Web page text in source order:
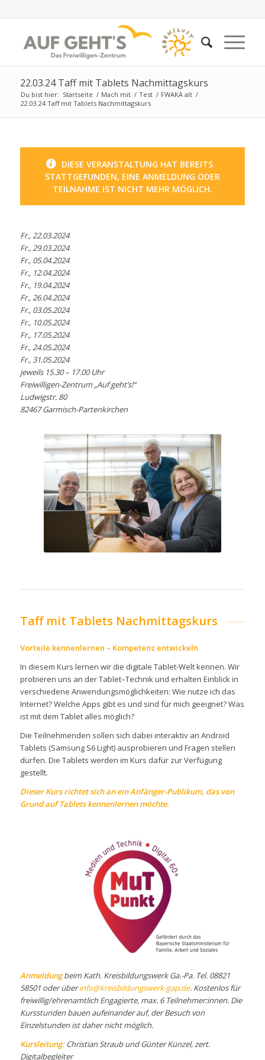
22.03.24 Taff mit Tablets Nachmittagskurs
Du bist hier: Startseite / Mach mit / Test / FWAKA alt /
22.03.24 Taff mit Tablets Nachmittagskurs
DIESE VERANSTALTUNG HAT BEREITS
STATTGEFUNDEN, EINE ANMELDUNG ODER
TEILNAHME IST NICHT MEHR MÖGLICH.
Fr., 22.03.2024
Fr., 29.03.2024
Fr., 05.04.2024
Fr., 12.04.2024
Fr., 19.04.2024
Fr., 26.04.2024
Fr., 03.05.2024
Fr., 10.05.2024
Fr., 17.05.2024
Fr., 24.05.2024
Fr., 31.05.2024
jeweils 15.30 – 17.00 Uhr
Freiwilligen-Zentrum „Auf geht’s!“
Ludwigstr. 80
82467 Garmisch-Partenkirchen
Taff mit Tablets Nachmittagskurs
Vorteile kennenlernen – Kompetenz entwickeln
In diesem Kurs lernen wir die digitale Tablet-Welt kennen. Wir
probieren uns an der Tablet–Technik und erhalten Einblick in
verschiedene Anwendungsmöglichkeiten: Wie nutze ich das
Internet? Welche Apps gibt es und sind für mich geeignet? Was
ist mit dem Tablet alles möglich?
Die Teilnehmenden sollen sich dabei interaktiv an Android
Tablets (Samsung S6 Light) ausprobieren und Fragen stellen
dürfen. Die Tablets werden im Kurs dafür zur Verfügung
gestellt.
Dieser Kurs richtet sich an ein Anfänger-Publikum, das von
Grund auf Tablets kennenlernen möchte.
Anmeldungbeim Kath. Kreisbildungswerk Ga.-Pa. Tel. 08821
58501 oder überinfo@kreisbildungswerk-gap.de. Kostenlos für
freiwillig/ehrenamtlich Engagierte, max. 6 Teilnehmer:innen. Die
Kursstunden bauen aufeinander auf, der Besuch von
Einzelstunden ist daher nicht möglich.
Kursleitung:Christian Straub und Günter Künzel, zert.
Digitalbegleiter